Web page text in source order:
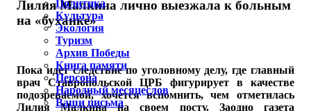
Лилия Малкина лично выезжала к больным
на «буханке»
Пока идет следствие по уголовному делу, где главный
врач Ставропольской ЦРБ фигурирует в качестве
подозреваемой, хочется вспомнить, чем отметилась
Лилия Малкина на своем посту. Заодно газета
Политика
Культура
Экология
Туризм
Архив Победы
Книга памяти
Персона
Народный месяцеслов
Ваши письма